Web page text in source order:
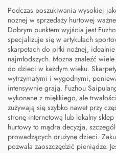
Podczas poszukiwania wysokiej
nożnej w sprzedaży hurtowej
Dobrym punktem wyjścia jest
specjalizuje się w artykułach
skarpetach do piłki nożnej,
najmłodszych. Można znaleźć
do dzieci w każdym wieku.
wytrzymałymi i wygodnymi,
intensywnie grają. Fuzhou
wykonane z miękkiego, ale
zużywają się szybko nawet przy
stronę internetową lub lokalny
hurtowy to mądra decyzja,
prowadzących drużynę dzieci.
pozwala zaoszczędzić pieniądze.